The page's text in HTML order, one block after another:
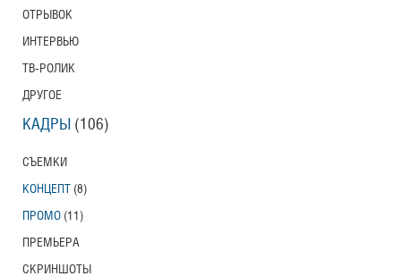
ОТРЫВОК
ИНТЕРВЬЮ
ТВ-РОЛИК
ДРУГОЕ
КАДРЫ (106)
СЪЕМКИ
КОНЦЕПТ (8)
ПРОМО (11)
ПРЕМЬЕРА
СКРИНШОТЫ